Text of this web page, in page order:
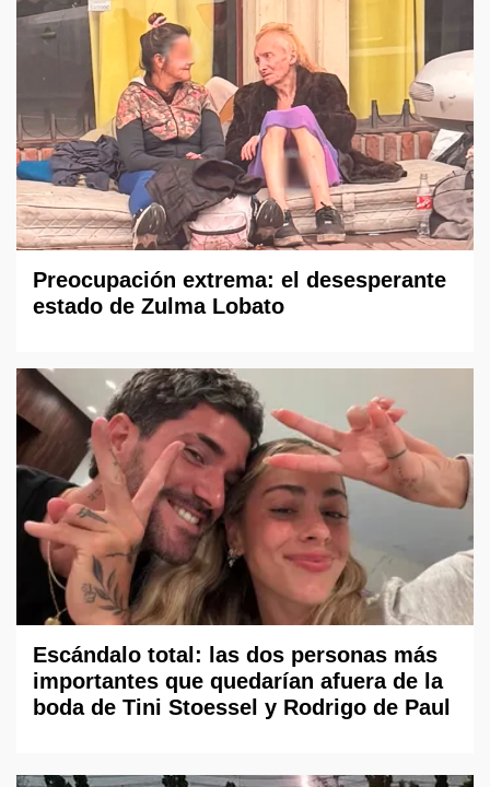
Preocupación extrema: el desesperante
estado de Zulma Lobato
Escándalo total: las dos personas más
importantes que quedarían afuera de la
boda de Tini Stoessel y Rodrigo de Paul